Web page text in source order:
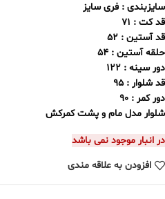
سایزبندی : فری سایز
قد کت : 71
قد آستین : 52
حلقه آستین : 54
دور سینه : 122
قد شلوار : 95
دور کمر : 90
شلوار مدل مام و پشت کمرکش
در انبار موجود نمی باشد
افزودن به علاقه مندی